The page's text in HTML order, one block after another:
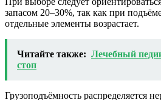
запасом 20–30%, так как при
отдельные элементы возрастает.
Читайте также: Лечебный
стоп
Грузоподъёмность распределяется